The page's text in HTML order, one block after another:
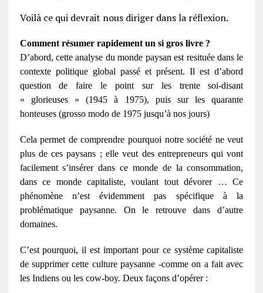
Voilà ce qui devrait nous diriger dans la réflexion.
Comment résumer rapidement un si gros livre ?
D’abord, cette analyse du monde paysan est resituée dans le
contexte politique global passé et présent. Il est d’abord
question de faire le point sur les trente soi-disant
« glorieuses » (1945 à 1975), puis sur les quarante
honteuses (grosso modo de 1975 jusqu’à nos jours)
Cela permet de comprendre pourquoi notre société ne veut
plus de ces paysans ; elle veut des entrepreneurs qui vont
facilement s’insérer dans ce monde de la consommation,
dans ce monde capitaliste, voulant tout dévorer … Ce
phénomène n’est évidemment pas spécifique à la
problématique paysanne. On le retrouve dans d’autre
domaines.
C’est pourquoi, il est important pour ce système capitaliste
de supprimer cette culture paysanne -comme on a fait avec
les Indiens ou les cow-boy. Deux façons d’opérer :